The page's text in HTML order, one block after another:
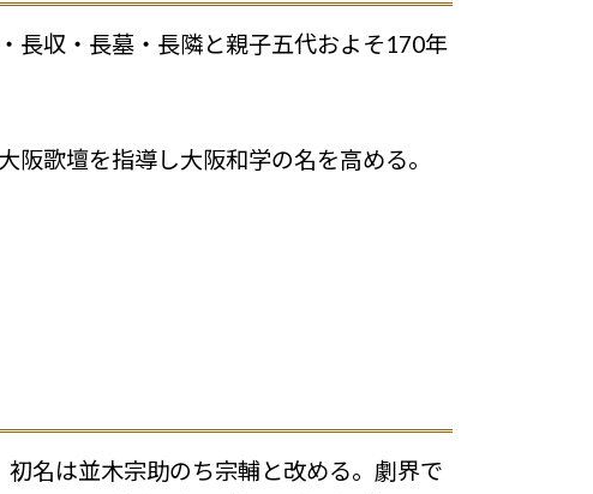
長収・長墓・長隣と親子五代およそ170年
歌壇を指導し大阪和学の名を高める。
名は並木宗助のち宗輔と改める。劇界で